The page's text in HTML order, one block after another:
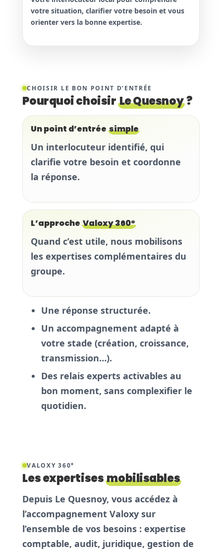
votre situation, clarifier votre besoin et vous
orienter vers la bonne expertise.
CHOISIR LE BON POINT D’ENTRÉE
Pourquoi choisir Le Quesnoy?
Un point d’entréesimple
Un interlocuteur identifié, qui
clarifie votre besoin et coordonne
la réponse.
L’approcheValoxy 360°
Quand c’est utile, nous mobilisons
les expertises complémentaires du
groupe.
Une réponse structurée.
Un accompagnement adapté à
votre stade (création, croissance,
transmission…).
Des relais experts activables au
bon moment, sans complexifier le
quotidien.
VALOXY 360°
Les expertises mobilisables
Depuis Le Quesnoy, vous accédez à
l’accompagnement Valoxy sur
l’ensemble de vos besoins :expertise
comptable,audit, juridique,gestion de